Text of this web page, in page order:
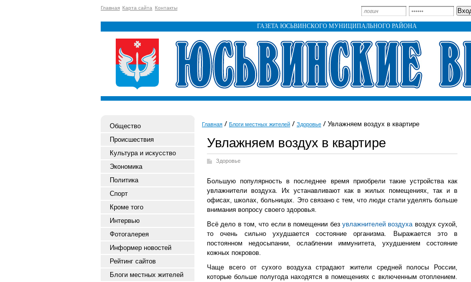
Главная Карта сайта Контакты
ГАЗЕТА ЮСЬВИНСКОГО МУНИЦИПАЛЬНОГО РАЙОНА
Общество
Происшествия
Культура и искусство
Экономика
Политика
Спорт
Кроме того
Интервью
Фотогалерея
Информер новостей
Рейтинг сайтов
Блоги местных жителей
Главная Блоги местных жителей Здоровье Увлажняем воздух в квартире
Увлажняем воздух в квартире
Здоровье
Большую популярность в последнее время приобрели такие устройства как
увлажнители воздуха. Их устанавливают как в жилых помещениях, так и в
офисах, школах, больницах. Это связано с тем, что люди стали уделять больше
внимания вопросу своего здоровья.
Всё дело в том, что если в помещении без увлажнителей воздухавоздух сухой,
то очень сильно ухудшается состояние организма. Выражается это в
постоянном недосыпании, ослаблении иммунитета, ухудшением состояние
кожных покровов.
Чаще всего от сухого воздуха страдают жители средней полосы России,
которые больше полугода находятся в помещениях с включенным отоплением.